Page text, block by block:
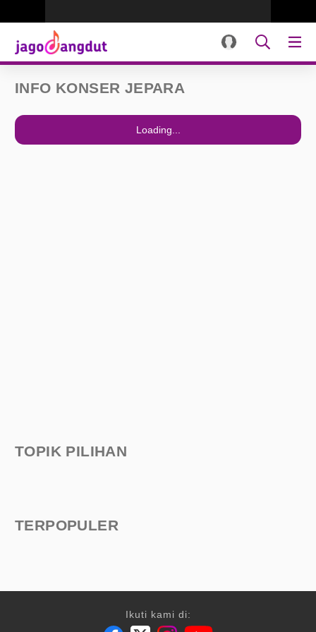
INFO KONSER JEPARA
Loading...
TOPIK PILIHAN
TERPOPULER
Ikuti kami di: